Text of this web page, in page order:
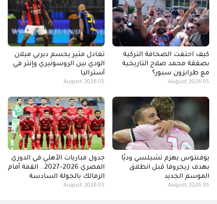
كيف احتفت الصحافة التركية
بصفقة محمد صلاح التاريخية
مع طرابزون سبور؟
05 August, 2026
تعادل مثير يحسم ديربي ميلان
الودي بين الروسونيري وإنتر في
أستراليا
05 August, 2026
يوفنتوس يهزم تشيلسي وديًا
بهدف زيجروفا قبل انطلاق
الموسم الجديد
05 August, 2026
جدول مباريات الأهلي في الدوري
المصري 2026-2027.. القمة أمام
الزمالك بالجولة السادسة
05 August, 2026